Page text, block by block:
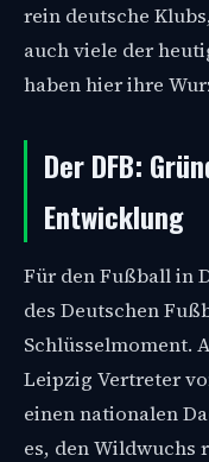
rein deutsche
auch viele der
haben hier ihre
Der DFB:
Entwicklung
Für den Fußball in
des Deutschen
Schlüsselmoment.
Leipzig Vertreter
einen nationalen
es, den Wildwuchs